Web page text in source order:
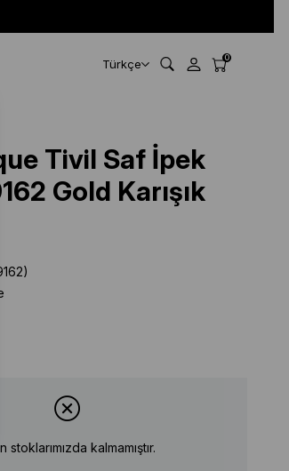
Türkçe 0
Tivil Saf İpek
Gold Karışık
stoklarımızda kalmamıştır.